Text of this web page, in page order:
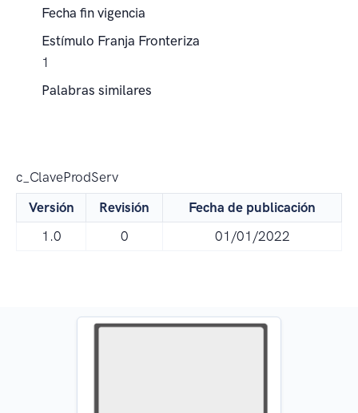
Fecha fin vigencia
Estímulo Franja Fronteriza
1
Palabras similares
c_ClaveProdServ
Versión
Revisión
Fecha de publicación
1.0
0 01/01/2022